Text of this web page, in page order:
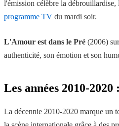
l'émission célèbre la
programme TV du mardi soir.
L'Amour est dans le Pré (2006)
authenticité, son émotion et son
Les années 2010-
La décennie 2010-2020 marque un